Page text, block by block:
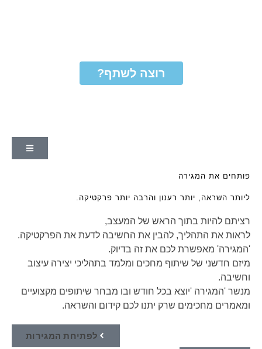
רוצה לשתף?
פותחים את המגירה
ליותר השראה, יותר רענון והרבה יותר פרקטיקה.
רציתם להיות בתוך הראש של המעצב,
לראות את התהליך, להבין את החשיבה לדעת את הפרקטיקה.
'המגירה' מאפשרת לכם את זה בדיוק.
מיזם חדשני של שיתוף מחכים ומלמד בתהליכי יצירה עיצוב
וחשיבה.
מנשר 'המגירה 'יוצא בכל חודש ובו מבחר שיתופים מקצועיים
ומאמרים מחכימים שרק יתנו לכם קידום והשראה.
לפתיחת המגירות